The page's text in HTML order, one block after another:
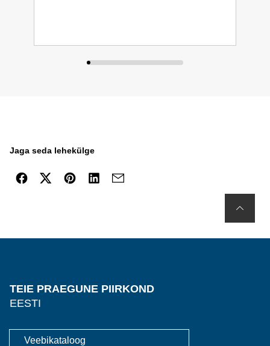
Jaga seda lehekülge
TEIE PRAEGUNE PIIRKOND
EESTI
Veebikataloog